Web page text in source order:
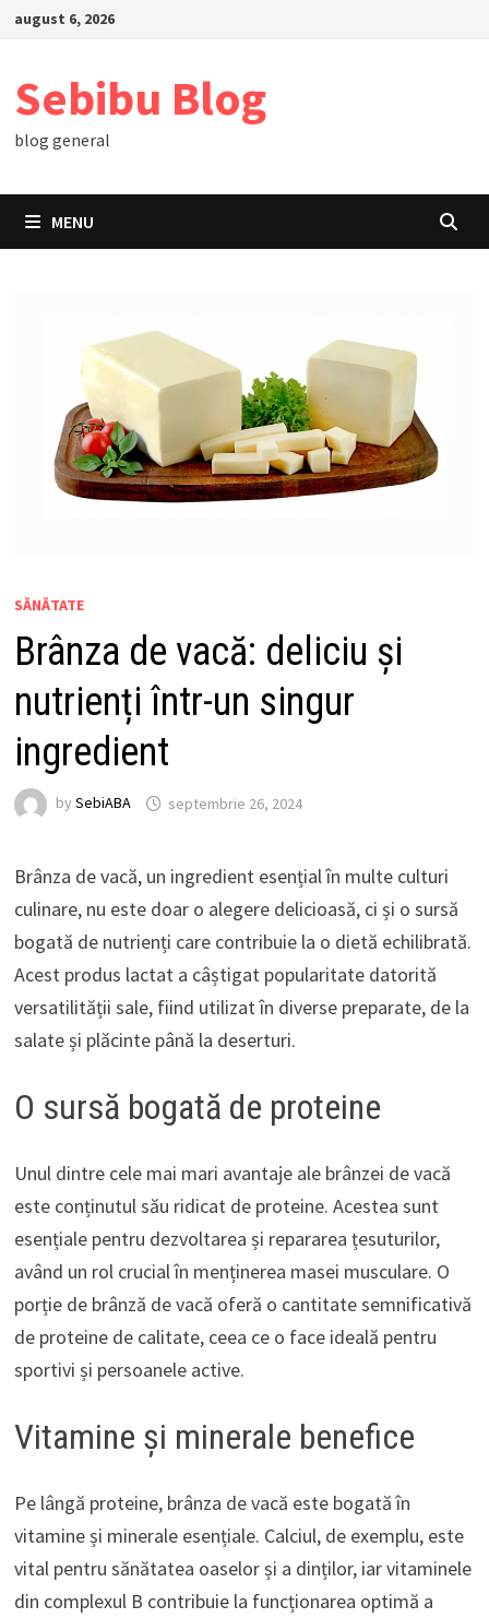
Skipaugust 6, 2026
Sebibu Blog
blog general
MENU
SĂNĂTATE
Brânza de vacă: deliciu și
nutrienți într-un singur
ingredient
by SebiABA septembrie 26, 2024
Brânza de vacă, un ingredient esențial în multe culturi
culinare, nu este doar o alegere delicioasă, ci și o sursă
bogată de nutrienți care contribuie la o dietă echilibrată.
Acest produs lactat a câștigat popularitate datorită
versatilității sale, fiind utilizat în diverse preparate, de la
salate și plăcinte până la deserturi.
O sursă bogată de proteine
Unul dintre cele mai mari avantaje ale brânzei de vacă
este conținutul său ridicat de proteine. Acestea sunt
esențiale pentru dezvoltarea și repararea țesuturilor,
având un rol crucial în menținerea masei musculare. O
porție de brânză de vacă oferă o cantitate semnificativă
de proteine de calitate, ceea ce o face ideală pentru
sportivi și persoanele active.
Vitamine și minerale benefice
Pe lângă proteine, brânza de vacă este bogată în
vitamine și minerale esențiale. Calciul, de exemplu, este
vital pentru sănătatea oaselor și a dinților, iar vitaminele
din complexul B contribuie la funcționarea optimă a